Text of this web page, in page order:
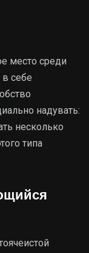
место среди
себе
надувать:
несколько
типа